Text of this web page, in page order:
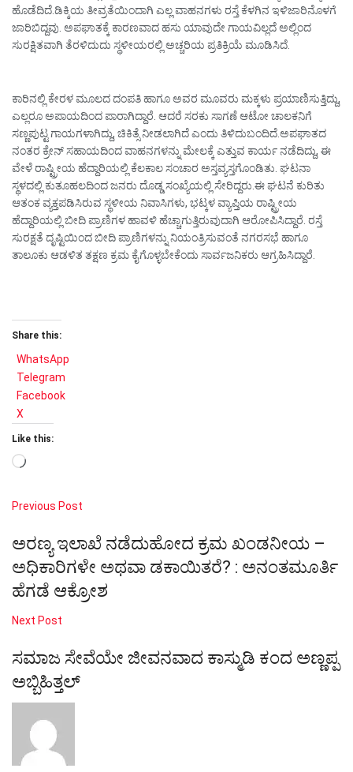
ಹೊಡೆದಿದೆ.ಡಿಕ್ಕಿಯ ತೀವ್ರತೆಯಿಂದಾಗಿ ಎಲ್ಲ ವಾಹನಗಳು ರಸ್ತೆ ಕೆಳಗಿನ ಇಳಿಜಾರಿನೊಳಗೆ
ಜಾರಿಬಿದ್ದವು. ಅಪಘಾತಕ್ಕೆ ಕಾರಣವಾದ ಹಸು ಯಾವುದೇ ಗಾಯವಿಲ್ಲದೆ ಅಲ್ಲಿಂದ
ಸುರಕ್ಷಿತವಾಗಿ ತೆರಳಿದುದು ಸ್ಥಳೀಯರಲ್ಲಿ ಅಚ್ಚರಿಯ ಪ್ರತಿಕ್ರಿಯೆ ಮೂಡಿಸಿದೆ.
ಕಾರಿನಲ್ಲಿ ಕೇರಳ ಮೂಲದ ದಂಪತಿ ಹಾಗೂ ಅವರ ಮೂವರು ಮಕ್ಕಳು ಪ್ರಯಾಣಿಸುತ್ತಿದ್ದು,
ಎಲ್ಲರೂ ಅಪಾಯದಿಂದ ಪಾರಾಗಿದ್ದಾರೆ. ಆದರೆ ಸರಕು ಸಾಗಣೆ ಆಟೋ ಚಾಲಕನಿಗೆ
ಸಣ್ಣಪುಟ್ಟ ಗಾಯಗಳಾಗಿದ್ದು, ಚಿಕಿತ್ಸೆ ನೀಡಲಾಗಿದೆ ಎಂದು ತಿಳಿದುಬಂದಿದೆ.ಅಪಘಾತದ
ನಂತರ ಕ್ರೇನ್ ಸಹಾಯದಿಂದ ವಾಹನಗಳನ್ನು ಮೇಲಕ್ಕೆ ಎತ್ತುವ ಕಾರ್ಯ ನಡೆದಿದ್ದು, ಈ
ವೇಳೆ ರಾಷ್ಟ್ರೀಯ ಹೆದ್ದಾರಿಯಲ್ಲಿ ಕೆಲಕಾಲ ಸಂಚಾರ ಅಸ್ತವ್ಯಸ್ತಗೊಂಡಿತು. ಘಟನಾ
ಸ್ಥಳದಲ್ಲಿ ಕುತೂಹಲದಿಂದ ಜನರು ದೊಡ್ಡ ಸಂಖ್ಯೆಯಲ್ಲಿ ಸೇರಿದ್ದರು.ಈ ಘಟನೆ ಕುರಿತು
ಆತಂಕ ವ್ಯಕ್ತಪಡಿಸಿರುವ ಸ್ಥಳೀಯ ನಿವಾಸಿಗಳು, ಭಟ್ಕಳ ವ್ಯಾಪ್ತಿಯ ರಾಷ್ಟ್ರೀಯ
ಹೆದ್ದಾರಿಯಲ್ಲಿ ಬೀದಿ ಪ್ರಾಣಿಗಳ ಹಾವಳಿ ಹೆಚ್ಚಾಗುತ್ತಿರುವುದಾಗಿ ಆರೋಪಿಸಿದ್ದಾರೆ. ರಸ್ತೆ
ಸುರಕ್ಷತೆ ದೃಷ್ಟಿಯಿಂದ ಬೀದಿ ಪ್ರಾಣಿಗಳನ್ನು ನಿಯಂತ್ರಿಸುವಂತೆ ನಗರಸಭೆ ಹಾಗೂ
ತಾಲೂಕು ಆಡಳಿತ ತಕ್ಷಣ ಕ್ರಮ ಕೈಗೊಳ್ಳಬೇಕೆಂದು ಸಾರ್ವಜನಿಕರು ಆಗ್ರಹಿಸಿದ್ದಾರೆ.
Share this:
WhatsApp
Telegram
Facebook
X
Like this:
Loading…
Previous Post
ಅರಣ್ಯ ಇಲಾಖೆ ನಡೆದುಹೋದ ಕ್ರಮ ಖಂಡನೀಯ –
ಅಧಿಕಾರಿಗಳೇ ಅಥವಾ ಡಕಾಯಿತರೆ? : ಅನಂತಮೂರ್ತಿ
ಹೆಗಡೆ ಆಕ್ರೋಶ
Next Post
ಸಮಾಜ ಸೇವೆಯೇ ಜೀವನವಾದ ಕಾಸ್ಮುಡಿ ಕಂದ ಅಣ್ಣಪ್ಪ
ಅಬ್ಬಿಹಿತ್ತಲ್